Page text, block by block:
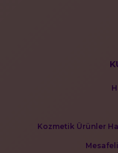
Kozmetik Ürünler